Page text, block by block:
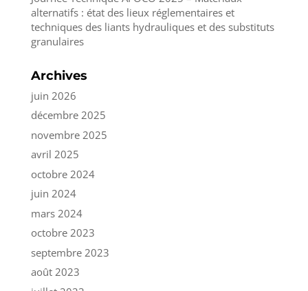
alternatifs : état des lieux réglementaires et
techniques des liants hydrauliques et des substituts
granulaires
Archives
juin 2026
décembre 2025
novembre 2025
avril 2025
octobre 2024
juin 2024
mars 2024
octobre 2023
septembre 2023
août 2023